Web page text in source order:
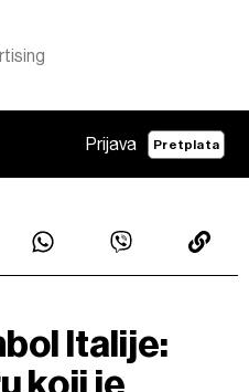
Prijava Pretplata
Italije: